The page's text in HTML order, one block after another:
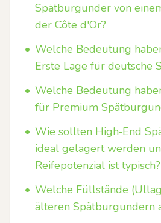
Spätburgunder von
der Côte d'Or?
• Welche Bedeutung
Erste Lage für deutsche
• Welche Bedeutung
für Premium
• Wie sollten High‑End
ideal gelagert werden
Reifepotenzial ist typisch?
• Welche Füllstände
älteren Spätburgundern